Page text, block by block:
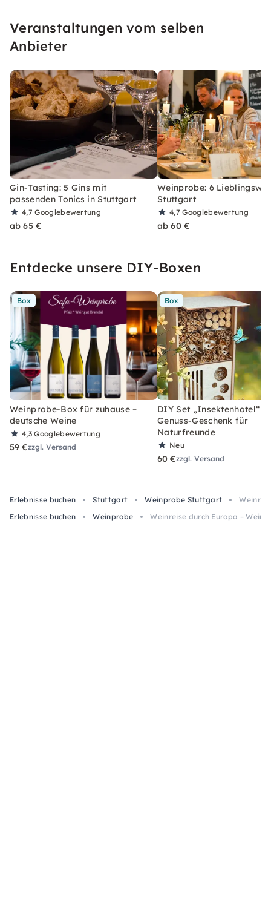
Weinliebhabende zusammenbringen. Bei uns
gibt's tolle Weine, Tastings&Events &vieles
mehr.
Veranstaltungen vom selben
Anbieter
Gin-Tasting: 5 Gins mit
passenden Tonics in Stuttgart
4,7Googlebewertung
ab 65 €
Weinprobe: 6
Stuttgart
4,7Googlebewertung
ab 60 €
Entdecke unsere DIY-Boxen
Box
Weinprobe-Box für zuhause –
deutsche Weine
4,3Googlebewertung
59 €zzgl. Versand
Box
DIY Set „Insektenhotel“ –
Genuss-Geschenk für
Naturfreunde
Neu
60 €zzgl. Versand
Erlebnisse buchen Stuttgart Weinprobe Stuttgart
Erlebnisse buchen
Weinprobe Weinreise durch Europa –